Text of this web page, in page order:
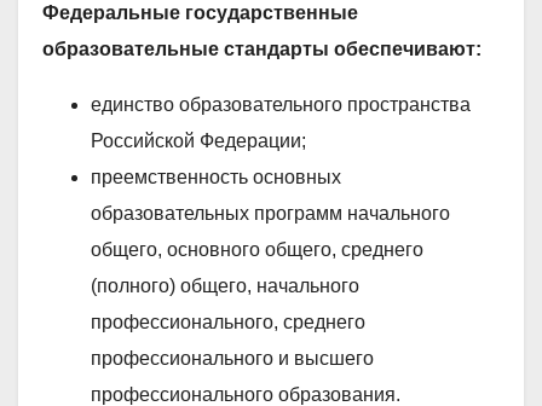
Федеральные государственные
образовательные стандарты обеспечивают:
единство образовательного пространства
Российской Федерации;
преемственность основных
образовательных программ начального
общего, основного общего, среднего
(полного) общего, начального
профессионального, среднего
профессионального и высшего
профессионального образования.